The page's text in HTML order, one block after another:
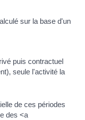
sur la base d'un
puis contractuel
seule l'activité la
de ces périodes
des <a